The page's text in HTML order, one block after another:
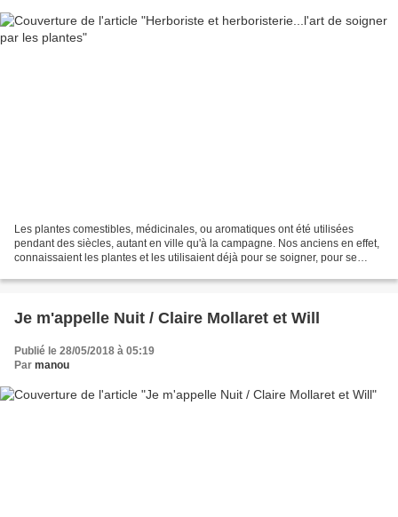
Les plantes comestibles, médicinales, ou aromatiques ont été utilisées
pendant des siècles, autant en ville qu'à la campagne. Nos anciens en effet,
connaissaient les plantes et les utilisaient déjà pour se soigner, pour se
Je m'appelle Nuit / Claire Mollaret et Will
Publié le 28/05/2018 à 05:19
Par manou